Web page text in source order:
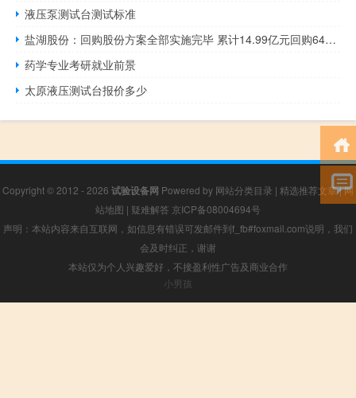
液压泵测试台测试标准
盐湖股份：回购股份方案全部实施完毕 累计14.99亿元回购6467.9497万股公司股份
药学专业考研就业前景
太原液压测试台报价多少
Copyright © 2012 - 2026 试验设备网 Powered by 网站分类目录 | 精选推荐文章|网
站地图 | 疑难解答 京ICP备08004694号
声明：本站内容来自互联网，如信息有错误可发邮件到f_fb#foxmail.com说明，我们
会及时纠正，谢谢
本站仅为个人兴趣爱好，不接盈利性广告及商业合作
小男孩